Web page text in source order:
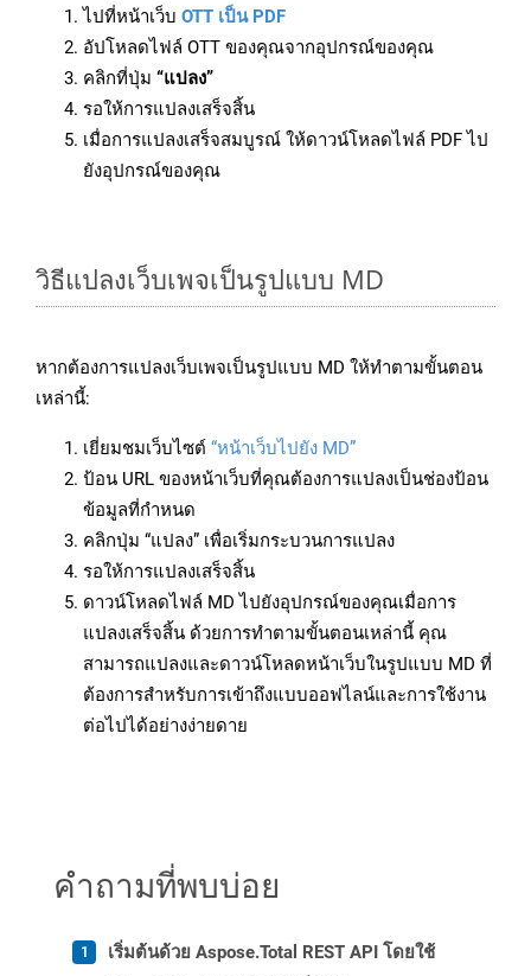
ไปที่หน้าเว็บ OTT เป็น PDF
อัปโหลดไฟล์ OTT ของคุณจากอุปกรณ์ของคุณ
คลิกที่ปุ่ม “แปลง”
รอให้การแปลงเสร็จสิ้น
เมื่อการแปลงเสร็จสมบูรณ์ ให้ดาวน์โหลดไฟล์ PDF ไป
ยังอุปกรณ์ของคุณ
วิธีแปลงเว็บเพจเป็นรูปแบบ MD
หากต้องการแปลงเว็บเพจเป็นรูปแบบ MD ให้ทำตามขั้นตอน
เหล่านี้:
เยี่ยมชมเว็บไซต์ “หน้าเว็บไปยัง MD”
ป้อน URL ของหน้าเว็บที่คุณต้องการแปลงเป็นช่องป้อน
ข้อมูลที่กำหนด
คลิกปุ่ม “แปลง” เพื่อเริ่มกระบวนการแปลง
รอให้การแปลงเสร็จสิ้น
ดาวน์โหลดไฟล์ MD ไปยังอุปกรณ์ของคุณเมื่อการ
แปลงเสร็จสิ้น ด้วยการทำตามขั้นตอนเหล่านี้ คุณ
สามารถแปลงและดาวน์โหลดหน้าเว็บในรูปแบบ MD ที่
ต้องการสำหรับการเข้าถึงแบบออฟไลน์และการใช้งาน
ต่อไปได้อย่างง่ายดาย
คำถามที่พบบ่อย
เริ่มต้นด้วย Aspose.Total REST API โดยใช้